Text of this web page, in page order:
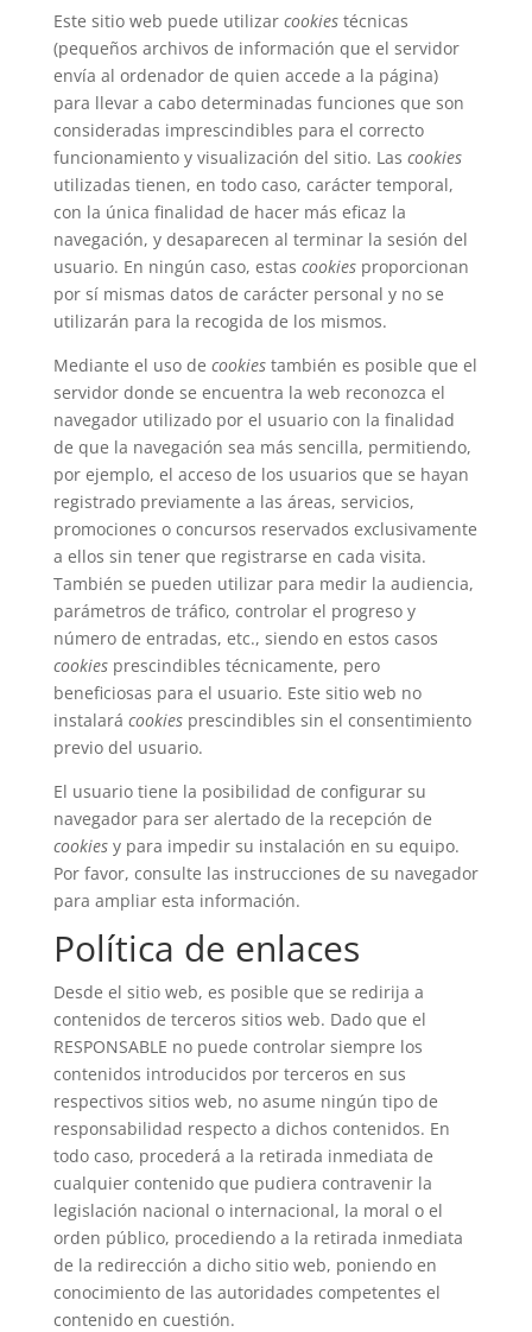
Este sitio web puede utilizar cookies técnicas
(pequeños archivos de información que el servidor
envía al ordenador de quien accede a la página)
para llevar a cabo determinadas funciones que son
consideradas imprescindibles para el correcto
funcionamiento y visualización del sitio. Las cookies
utilizadas tienen, en todo caso, carácter temporal,
con la única finalidad de hacer más eficaz la
navegación, y desaparecen al terminar la sesión del
usuario. En ningún caso, estas cookies proporcionan
por sí mismas datos de carácter personal y no se
utilizarán para la recogida de los mismos.
Mediante el uso de cookies también es posible que el
servidor donde se encuentra la web reconozca el
navegador utilizado por el usuario con la finalidad
de que la navegación sea más sencilla, permitiendo,
por ejemplo, el acceso de los usuarios que se hayan
registrado previamente a las áreas, servicios,
promociones o concursos reservados exclusivamente
a ellos sin tener que registrarse en cada visita.
También se pueden utilizar para medir la audiencia,
parámetros de tráfico, controlar el progreso y
número de entradas, etc., siendo en estos casos
cookies prescindibles técnicamente, pero
beneficiosas para el usuario. Este sitio web no
instalará cookies prescindibles sin el consentimiento
previo del usuario.
El usuario tiene la posibilidad de configurar su
navegador para ser alertado de la recepción de
cookies y para impedir su instalación en su equipo.
Por favor, consulte las instrucciones de su navegador
para ampliar esta información.
Política de enlaces
Desde el sitio web, es posible que se redirija a
contenidos de terceros sitios web. Dado que el
RESPONSABLE no puede controlar siempre los
contenidos introducidos por terceros en sus
respectivos sitios web, no asume ningún tipo de
responsabilidad respecto a dichos contenidos. En
todo caso, procederá a la retirada inmediata de
cualquier contenido que pudiera contravenir la
legislación nacional o internacional, la moral o el
orden público, procediendo a la retirada inmediata
de la redirección a dicho sitio web, poniendo en
conocimiento de las autoridades competentes el
contenido en cuestión.